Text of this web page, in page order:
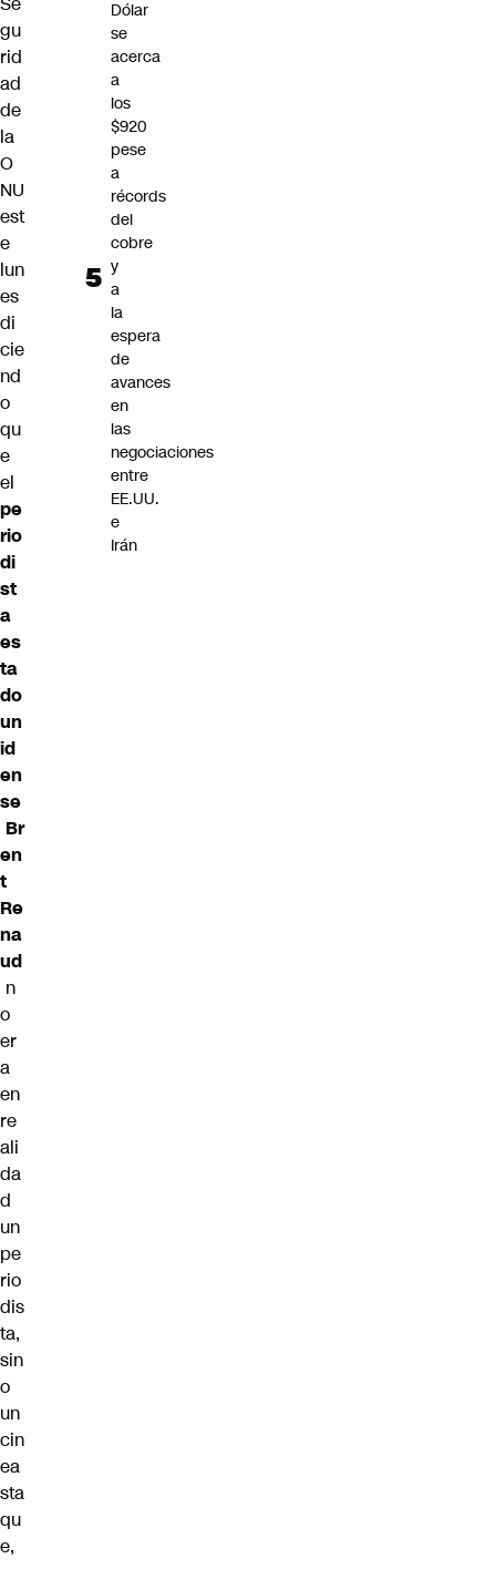
gu
rid
ad
de
la
O
NU
est
e
lun
es
di
cie
nd
o
qu
e
el
pe
rio
di
st
a
es
ta
do
un
id
en
se
Br
en
t
Re
na
ud
n
o
er
a
en
re
ali
da
d
un
pe
rio
dis
ta,
sin
o
un
cin
ea
sta
qu
e,
Dólar
se
acerca
a
los
$920
pese
a
récords
del
cobre
y
a
la
espera
de
avances
en
las
negociaciones
entre
EE.UU.
e
Irán